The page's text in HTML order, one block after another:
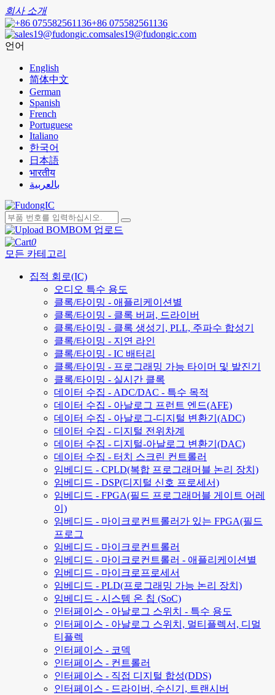
회사 소개
+86 075582561136
sales19@fudongic.com
언어
English
简体中文
German
Spanish
French
Portuguese
Italiano
한국어
日本語
भारतीय
بالعربية
BOM 업로드
0
모든 카테고리
집적 회로(IC)
오디오 특수 용도
클록/타이밍 - 애플리케이션별
클록/타이밍 - 클록 버퍼, 드라이버
클록/타이밍 - 클록 생성기, PLL, 주파수 합성기
클록/타이밍 - 지연 라인
클록/타이밍 - IC 배터리
클록/타이밍 - 프로그래밍 가능 타이머 및 발진기
클록/타이밍 - 실시간 클록
데이터 수집 - ADC/DAC - 특수 목적
데이터 수집 - 아날로그 프런트 엔드(AFE)
데이터 수집 - 아날로그-디지털 변환기(ADC)
데이터 수집 - 디지털 전위차계
데이터 수집 - 디지털-아날로그 변환기(DAC)
데이터 수집 - 터치 스크린 컨트롤러
임베디드 - CPLD(복합 프로그래머블 논리 장치)
임베디드 - DSP(디지털 신호 프로세서)
임베디드 - FPGA(필드 프로그래머블 게이트 어레
이)
임베디드 - 마이크로컨트롤러가 있는 FPGA(필드
프로그
임베디드 - 마이크로컨트롤러
임베디드 - 마이크로컨트롤러 - 애플리케이션별
임베디드 - 마이크로프로세서
임베디드 - PLD(프로그래밍 가능 논리 장치)
임베디드 - 시스템 온 칩 (SoC)
인터페이스 - 아날로그 스위치 - 특수 용도
인터페이스 - 아날로그 스위치, 멀티플렉서, 디멀
티플렉
인터페이스 - 코덱
인터페이스 - 컨트롤러
인터페이스 - 직접 디지털 합성(DDS)
인터페이스 - 드라이버, 수신기, 트랜시버